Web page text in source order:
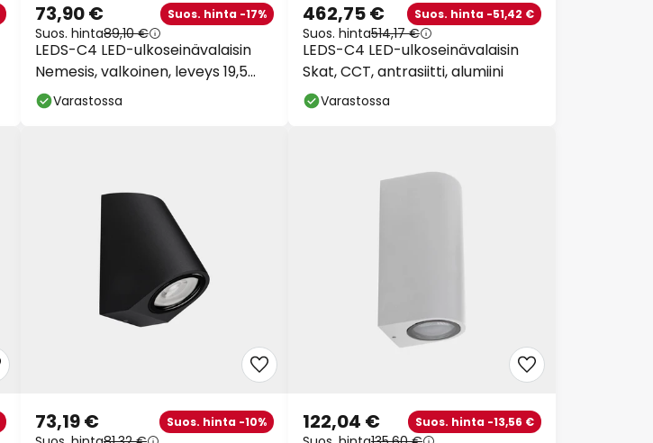
LEDS-C4 LED-ulkoseinävalaisin
Nemesis, valkoinen, leveys 19,5
cm
73,90 € Suos. hinta -17%
Suos. hinta89,10 €
Varastossa
LEDS-C4 LED-ulkoseinävalaisin
Skat, CCT, antrasiitti, alumiini
462,75 € Suos. hinta -51,42 €
Suos. hinta514,17 €
Varastossa
73,19 € Suos. hinta -10% 122,04 € Suos. hinta -13,56 €